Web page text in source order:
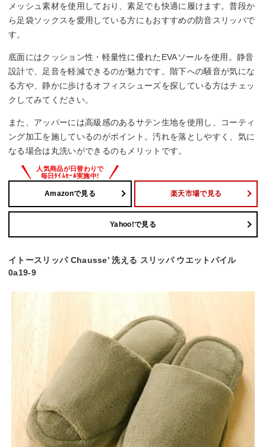
メッシュ素材を使用しており、素足でも快適に履けます。普段か
ら足袋ソックスを愛用している方にもおすすめの防音スリッパで
す。
底面にはクッション性・軽量性に優れたEVAソールを使用。静音
設計で、足音を軽減できるのが魅力です。階下への騒音が気にな
る方や、静かに歩けるオフィスシューズを探している方はチェッ
クしてみてください。
また、アッパーには高級感のあるサテン生地を使用し、コーティ
ング加工を施しているのがポイント。汚れを落としやすく、気に
なる場合は丸洗いができるのもメリットです。
Amazonで見る 楽天市場で見る
Yahoo!で見る
イトースリッパ Chausse’ 洗える スリッパ ウエットパイル
0a19-9